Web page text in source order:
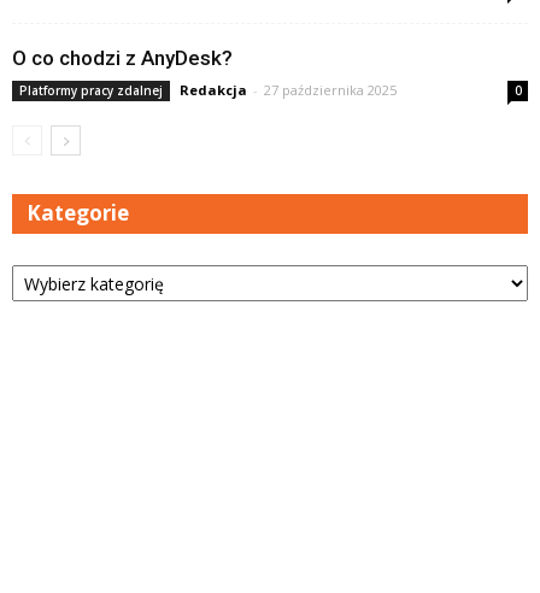
O co chodzi z AnyDesk?
Platformy pracy zdalnej Redakcja - 27 października 2025 0
Kategorie
Kategorie